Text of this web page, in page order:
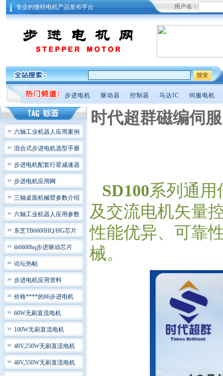
专业的微特电机产品发布平台 用户名：
步进电机 驱动器 控制器 马达IC 伺服电机
六轴工业机器人应用案例
混合式步进电机选型手册
步进电机配套行星减速器
步进电机应用网
三轴桌面机械臂参数介绍
六轴工业机器人应用参数
东芝TB6600HQ/HG芯片
tb6600hq步进驱动芯片
论坛热帖
步进电机应用资料
价格****的86步进电机
60W无刷直流电机
100W无刷直流电机
48V,250W无刷直流电机
48V,550W无刷直流电机
时代超群磁编伺
SD100系列通
及交流电机矢量
性能优异、可靠
械。